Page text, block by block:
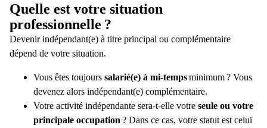
Quelle est votre situation
professionnelle ?
Devenir indépendant(e) à titre principal ou complémentaire
dépend de votre situation.
Vous êtes toujours salarié(e) à mi-tempsminimum ? Vous
devenez alors indépendant(e) complémentaire.
Votre activité indépendante sera-t-elle votre seule ou votre
principale occupation ? Dans ce cas, votre statut est celui